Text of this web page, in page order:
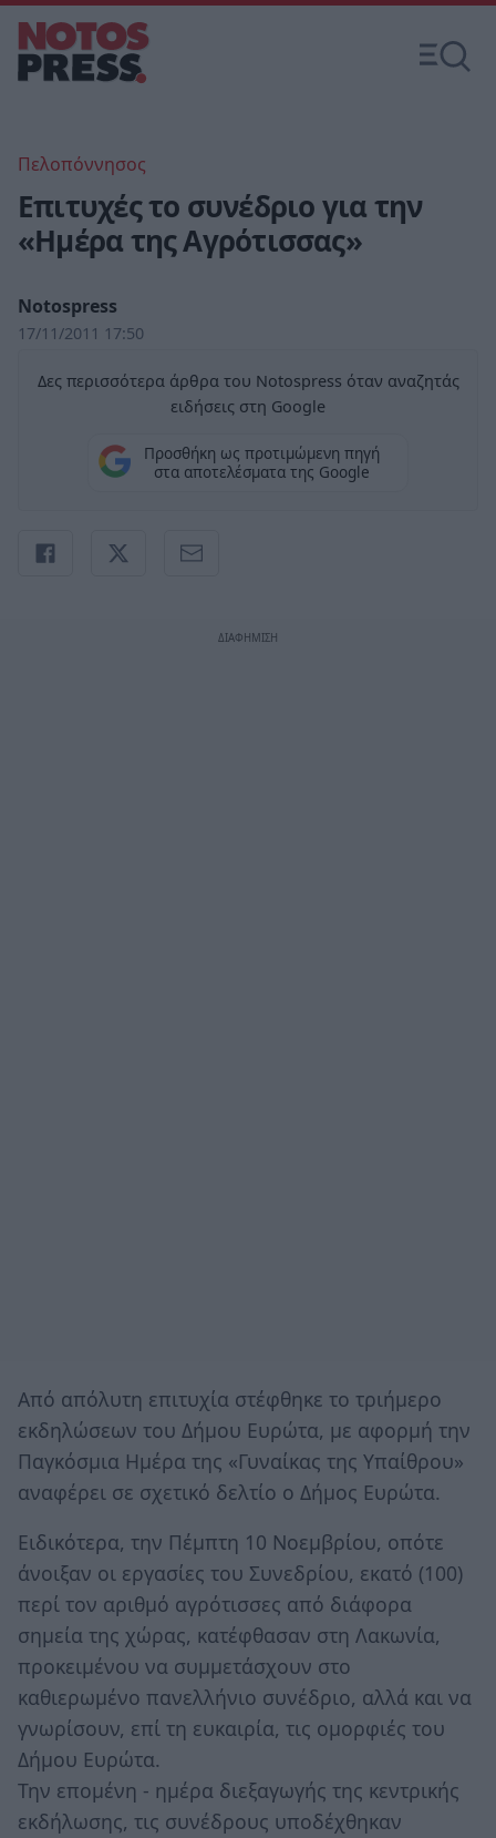
Πελοπόννησος
Επιτυχές το συνέδριο για την
«Ημέρα της Αγρότισσας»
Notospress
17/11/2011 17:50
Δες περισσότερα άρθρα του Notospress όταν αναζητάς
ειδήσεις στη Google
Προσθήκη ως προτιμώμενη πηγή
στα αποτελέσματα της Google
Από απόλυτη επιτυχία στέφθηκε το τριήμερο
εκδηλώσεων του Δήμου Ευρώτα, με αφορμή την
Παγκόσμια Ημέρα της «Γυναίκας της Υπαίθρου»
αναφέρει σε σχετικό δελτίο ο Δήμος Ευρώτα.
Ειδικότερα, την Πέμπτη 10 Νοεμβρίου, οπότε
άνοιξαν οι εργασίες του Συνεδρίου, εκατό (100)
περί τον αριθμό αγρότισσες από διάφορα
σημεία της χώρας, κατέφθασαν στη Λακωνία,
προκειμένου να συμμετάσχουν στο
καθιερωμένο πανελλήνιο συνέδριο, αλλά και να
γνωρίσουν, επί τη ευκαιρία, τις ομορφιές του
Δήμου Ευρώτα.
Την επομένη - ημέρα διεξαγωγής της κεντρικής
εκδήλωσης, τις συνέδρους υποδέχθηκαν